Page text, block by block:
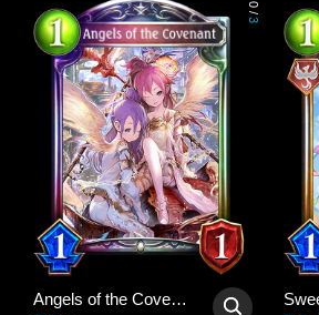
0
/
3
Angels of the Covenant